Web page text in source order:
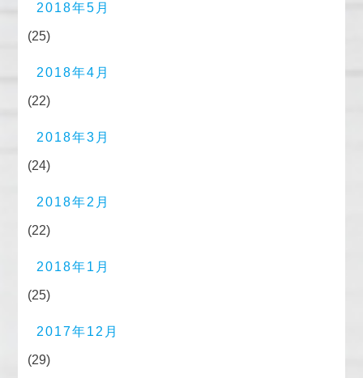
2018年5月
(25)
2018年4月
(22)
2018年3月
(24)
2018年2月
(22)
2018年1月
(25)
2017年12月
(29)